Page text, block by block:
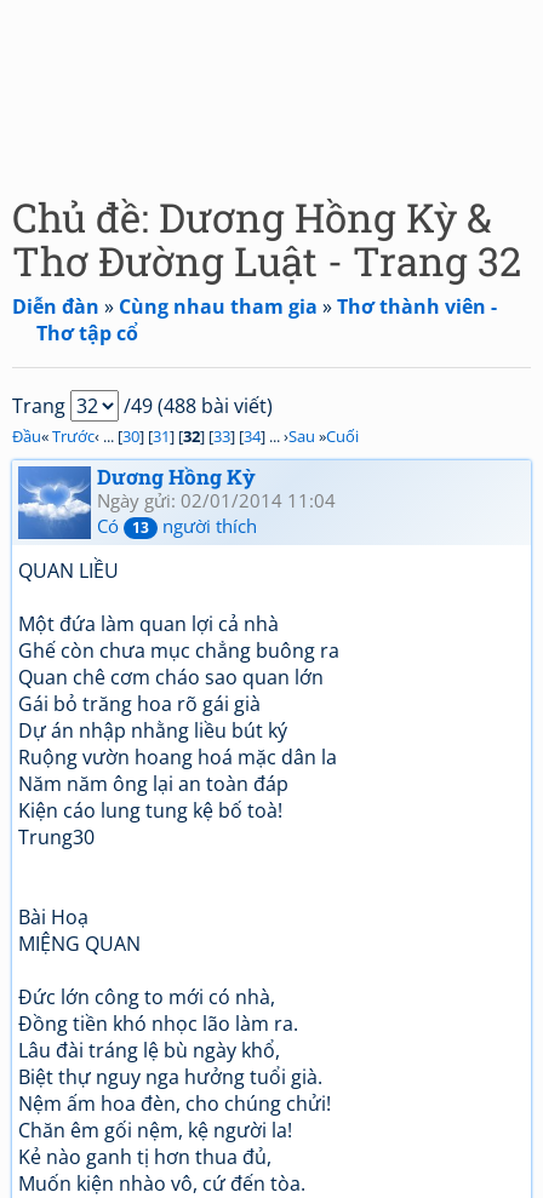
Chủ đề: Dương Hồng Kỳ &
Thơ Đường Luật - Trang 32
Diễn đàn » Cùng nhau tham gia »Thơ thành viên -
Thơ tập cổ
Trang /49 (488 bài viết)
Đầu«Trước‹ ... [30] [31] [32] [33] [34] ... ›Sau »Cuối
Dương Hồng Kỳ
Ngày gửi: 02/01/2014 11:04
Có
13 người thích
QUAN LIỀU
Một đứa làm quan lợi cả nhà
Ghế còn chưa mục chẳng buông ra
Quan chê cơm cháo sao quan lớn
Gái bỏ trăng hoa rõ gái già
Dự án nhập nhằng liều bút ký
Ruộng vườn hoang hoá mặc dân la
Năm năm ông lại an toàn đáp
Kiện cáo lung tung kệ bố toà!
Trung30
Bài Hoạ
MIỆNG QUAN
Đức lớn công to mới có nhà,
Đồng tiền khó nhọc lão làm ra.
Lâu đài tráng lệ bù ngày khổ,
Biệt thự nguy nga hưởng tuổi già.
Nệm ấm hoa đèn, cho chúng chửi!
Chăn êm gối nệm, kệ người la!
Kẻ nào ganh tị hơn thua đủ,
Muốn kiện nhào vô, cứ đến tòa.